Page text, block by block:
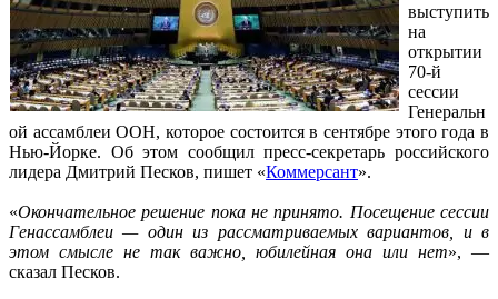
выступить
на
открытии
70-й
сессии
Генеральн
ой ассамблеи ООН, которое состоится в сентябре этого года в
Нью-Йорке. Об этом сообщил пресс-секретарь российского
лидера Дмитрий Песков, пишет «Коммерсант».
«Окончательное решение пока не принято. Посещение сессии
Генассамблеи — один из рассматриваемых вариантов, и в
этом смысле не так важно, юбилейная она или нет», —
сказал Песков.